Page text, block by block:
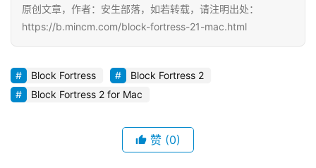
s
原创文章，作者：安生部落，如若转载，请注明出处：
https://b.mincm.com/block-fortress-21-mac.html
Block Fortress
Block Fortress 2
Block Fortress 2 for Mac
赞 (0)